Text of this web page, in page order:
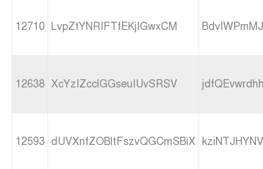
12710 LvpZtYNRIFTfEKjIGwxCM
12638 XcYzIZcclGGseuIUvSRSV
12593 dUVXnfZOBltFszvQGCmSBiX